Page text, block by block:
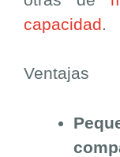
capacidad
Ventajas